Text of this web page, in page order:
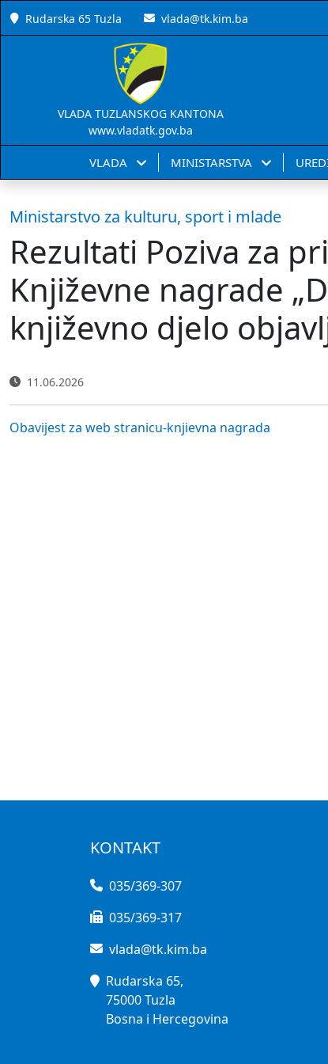
Rudarska 65 Tuzla vlada@tk.kim.ba
VLADA TUZLANSKOG KANTONA
www.vladatk.gov.ba
VLADA MINISTARSTVA
Ministarstvo za kulturu, sport i mlade
Rezultati Poziva za
Književne nagrade
književno djelo
11.06.2026
Obavijest za web stranicu-knjievna nagrada
KONTAKT
035/369-307
035/369-317
vlada@tk.kim.ba
Rudarska 65,
75000 Tuzla
Bosna i Hercegovina